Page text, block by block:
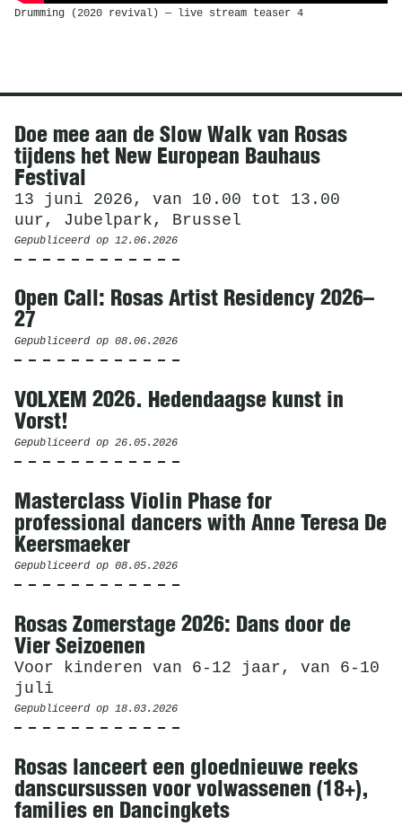
Drumming (2020 revival) — live stream teaser 4
Nieuws
Doe mee aan de Slow Walk van Rosas
tijdens het New European Bauhaus
Festival
13 juni 2026, van 10.00 tot 13.00
uur, Jubelpark, Brussel
Gepubliceerd op 12.06.2026
Open Call: Rosas Artist Residency 2026–
27
Gepubliceerd op 08.06.2026
VOLXEM 2026. Hedendaagse kunst in
Vorst!
Gepubliceerd op 26.05.2026
Masterclass Violin Phase for
professional dancers with Anne Teresa De
Keersmaeker
Gepubliceerd op 08.05.2026
Rosas Zomerstage 2026: Dans door de
Vier Seizoenen
Voor kinderen van 6-12 jaar, van 6-10
juli
Gepubliceerd op 18.03.2026
Rosas lanceert een gloednieuwe reeks
danscursussen voor volwassenen (18+),
families en Dancingkets